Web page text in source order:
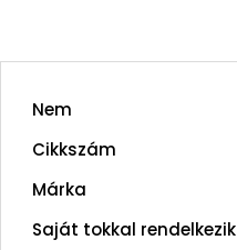
Nem
Cikkszám
Márka
Saját tokkal rendelkezik